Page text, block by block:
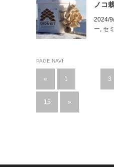
ノコ
案す
第一歩
2024/
ー, セ
PAGE NAVI
« 1 3
15 »